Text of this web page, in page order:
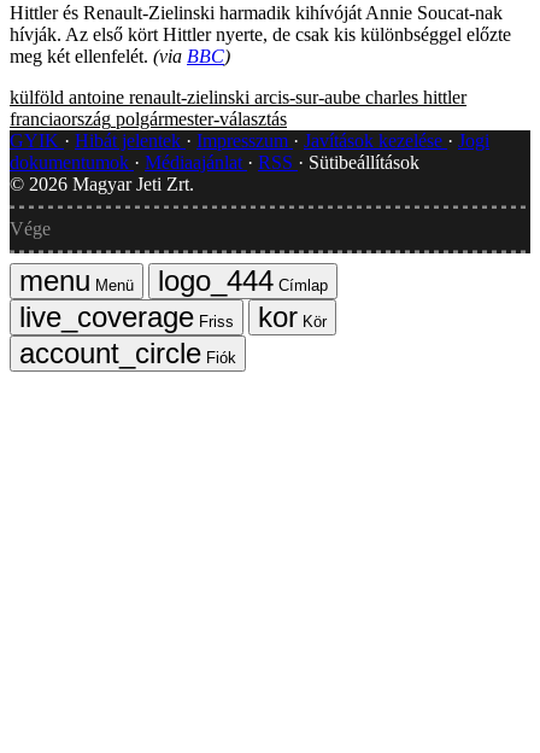
Hittler és Renault-Zielinski harmadik kihívóját Annie Soucat-nak
hívják. Az első kört Hittler nyerte, de csak kis különbséggel előzte
meg két ellenfelét. (via BBC)
külföld antoine renault-zielinski arcis-sur-aube charles hittler
franciaország polgármester-választás
GYIK
Hibát jelentek Impresszum Javítások kezelése
Jogi
dokumentumok
Médiaajánlat RSS
Sütibeállítások
© 2026 Magyar Jeti Zrt.
Vége
Menü
Címlap
Friss
Kör
Fiók